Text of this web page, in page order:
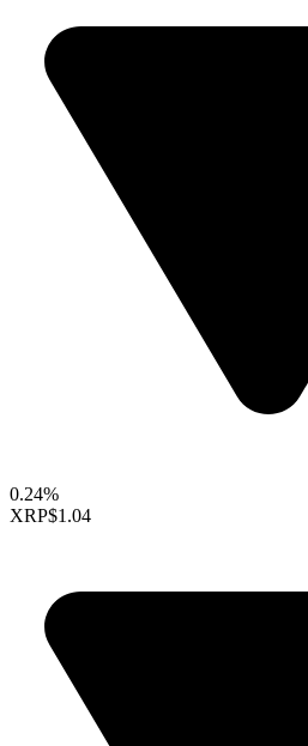
0.24%
XRP$1.04